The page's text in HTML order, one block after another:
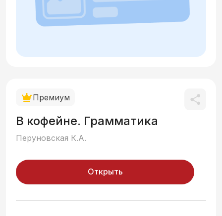
Премиум
В кофейне. Грамматика
Перуновская К.А.
Открыть